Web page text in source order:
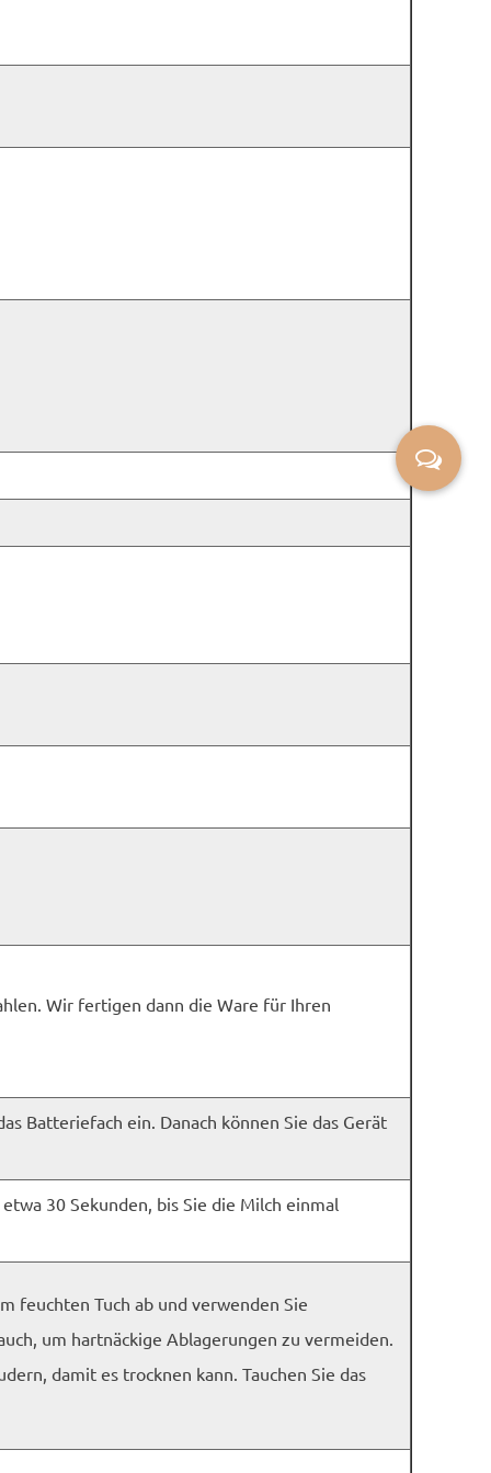
Wir fertigen dann die Ware für Ihren
Batteriefach ein. Danach können Sie das Gerät
30 Sekunden, bis Sie die Milch einmal
feuchten Tuch ab und verwenden Sie
um hartnäckige Ablagerungen zu vermeiden.
damit es trocknen kann. Tauchen Sie das